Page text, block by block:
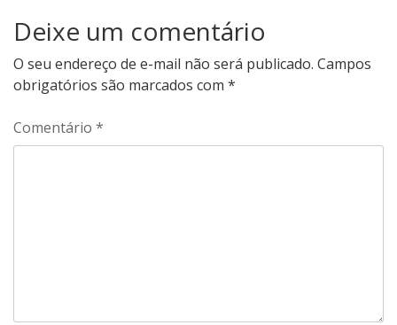
Deixe um comentário
O seu endereço de e-mail não será publicado. Campos
obrigatórios são marcados com *
Comentário *